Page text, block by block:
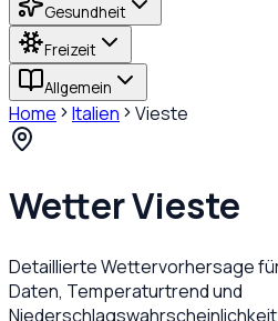
Gesundheit
Freizeit
Allgemein
Home Italien Vieste
WetterVieste
Detaillierte Wettervorhersage
Daten, Temperaturtrend und